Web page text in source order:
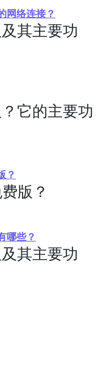
网络连接？
其主要功
它的主要功
？
版？
哪些？
其主要功